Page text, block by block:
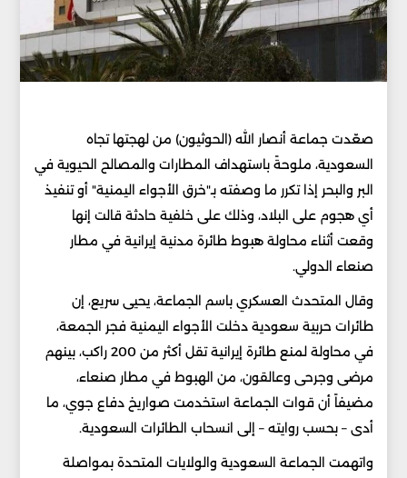
صعّدت جماعة أنصار الله (الحوثيون) من لهجتها تجاه
السعودية، ملوحةً باستهداف المطارات والمصالح الحيوية في
البر والبحر إذا تكرر ما وصفته بـ"خرق الأجواء اليمنية" أو تنفيذ
أي هجوم على البلاد، وذلك على خلفية حادثة قالت إنها
وقعت أثناء محاولة هبوط طائرة مدنية إيرانية في مطار
صنعاء الدولي.
وقال المتحدث العسكري باسم الجماعة، يحيى سريع، إن
طائرات حربية سعودية دخلت الأجواء اليمنية فجر الجمعة،
في محاولة لمنع طائرة إيرانية تقل أكثر من 200 راكب، بينهم
مرضى وجرحى وعالقون، من الهبوط في مطار صنعاء،
مضيفاً أن قوات الجماعة استخدمت صواريخ دفاع جوي، ما
أدى – بحسب روايته – إلى انسحاب الطائرات السعودية.
واتهمت الجماعة السعودية والولايات المتحدة بمواصلة